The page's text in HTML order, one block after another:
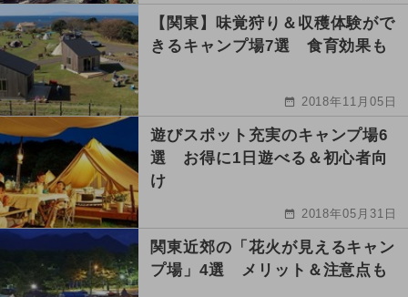
【関東】味覚狩り＆収穫体験がで
きるキャンプ場7選 食育効果も
2018年11月05日
遊びスポット充実のキャンプ場6
選 お得に1日遊べる＆初心者向
け
2018年05月31日
関東近郊の「花火が見えるキャン
プ場」4選 メリット＆注意点も